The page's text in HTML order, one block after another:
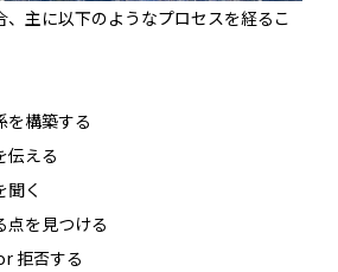
主に以下のようなプロセスを経るこ
を構築する
伝える
聞く
点を見つける
拒否する